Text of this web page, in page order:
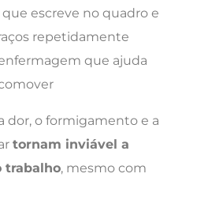
que escreve no quadro e
repetidamente
que ajuda
dor, o formigamento e a
tornam inviável a
trabalho, mesmo com